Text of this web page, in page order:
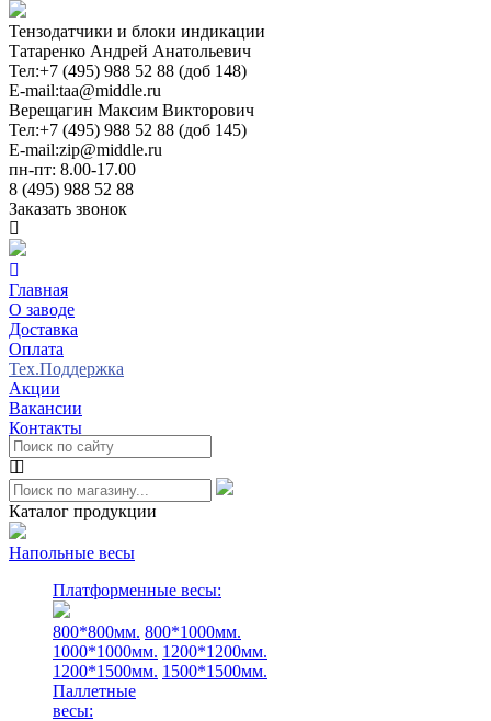
Тензодатчики и блоки индикации
Татаренко Андрей Анатольевич
Тел:+7 (495) 988 52 88 (доб 148)
E-mail:taa@middle.ru
Верещагин Максим Викторович
Тел:+7 (495) 988 52 88 (доб 145)
E-mail:zip@middle.ru
пн-пт: 8.00-17.00
8 (495) 988 52 88
Заказать звонок
Главная
О заводе
Доставка
Оплата
Тех.Поддержка
Акции
Вакансии
Контакты
Каталог продукции
Напольные весы
Платформенные весы:
800*800мм. 800*1000мм.
1000*1000мм. 1200*1200мм.
1200*1500мм. 1500*1500мм.
Паллетные
весы: